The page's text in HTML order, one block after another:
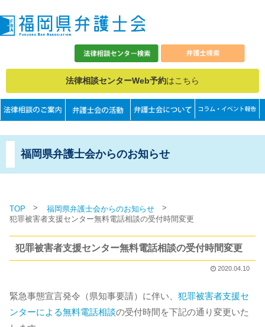
法律相談センターWeb予約はこちら
福岡県弁護士会からのお知らせ
TOP > 福岡県弁護士会からのお知らせ >
犯罪被害者支援センター無料電話相談の受付時間変更
犯罪被害者支援センター無料電話相談の受付時間変更
2020.04.10
緊急事態宣言発令（県知事要請）に伴い、 犯罪被害者支援セ
ンターによる無料電話相談の受付時間を下記の通り変更いた